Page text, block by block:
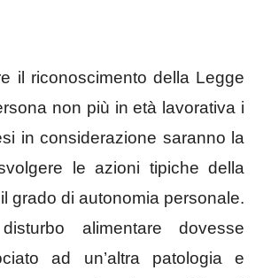
il riconoscimento della Legge
non più in età lavorativa i
in considerazione saranno la
le azioni tipiche della
grado di autonomia personale.
alimentare dovesse
ad un’altra patologia e